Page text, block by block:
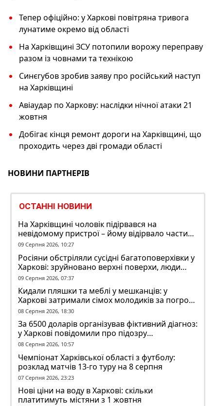
Тепер офіційно: у Харкові повітряна тривога
лунатиме окремо від області
На Харківщині ЗСУ потопили ворожу переправу
разом із човнами та технікою
Синєгубов зробив заяву про російський наступ
на Харківщині
Авіаудар по Харкову: наслідки нічної атаки 21
жовтня
Добігає кінця ремонт дороги на Харківщині, що
проходить через дві громади області
НОВИНИ ПАРТНЕРІВ
ОСТАННІ НОВИНИ
На Харківщині чоловік підірвався на
невідомому пристрої – йому відірвало частину
руки
09 Серпня 2026, 10:27
Росіяни обстріляли сусідні багатоповерхівки у
Харкові: зруйновано верхні поверхи, люди
заблоковані
09 Серпня 2026, 07:37
Кидали пляшки та меблі у мешканців: у
Харкові затримали сімох молодиків за погром
у гуртожитку
08 Серпня 2026, 18:30
За 6500 доларів організував фіктивний діагноз:
у Харкові повідомили про підозру
ексзавідувачу психлікарні
08 Серпня 2026, 10:57
Чемпіонат Харківської області з футболу:
розклад матчів 13-го туру на 8 серпня
07 Серпня 2026, 23:23
Нові ціни на воду в Харкові: скільки
платитимуть містяни з 1 жовтня